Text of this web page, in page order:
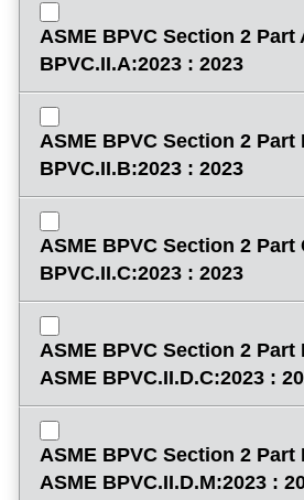
ASME BPVC Section 2 Part
BPVC.II.A:2023 : 2023
ASME BPVC Section 2 Part
BPVC.II.B:2023 : 2023
ASME BPVC Section 2 Part
BPVC.II.C:2023 : 2023
ASME BPVC Section 2 Part
ASME BPVC.II.D.C:2023 :
ASME BPVC Section 2 Part
ASME BPVC.II.D.M:2023 :